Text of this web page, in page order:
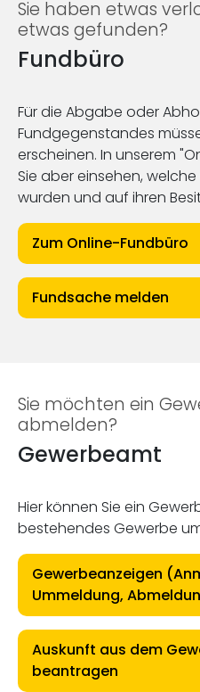
Sie haben etwas
etwas gefunden?
Fundbüro
Für die Abgabe oder
Fundgegenstandes
erscheinen. In unserem
Sie aber einsehen,
wurden und auf ihren
Zum Online-Fundbüro
Fundsache melden
Sie möchten ein
abmelden?
Gewerbeamt
Hier können Sie ein
bestehendes Gewerbe
Gewerbeanzeigen
Ummeldung,
Auskunft aus dem
beantragen